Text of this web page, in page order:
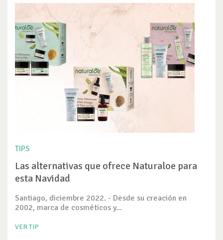
TIPS
Las alternativas que ofrece Naturaloe para
esta Navidad
Santiago, diciembre 2022. - Desde su creación en
2002, marca de cosméticos y...
VER TIP